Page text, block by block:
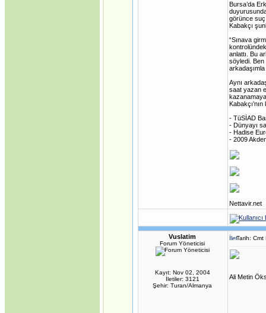
Bursa’da
görünce suç
Kabakçı
“Sınava
anlattı. Bu
söyledi. Ben
Aynı
saat yazan
- TüSİAD
- Dünyayı
- Hadise
- 2009
Nettavir.net
Vuslatim
Forum Yöneticisi
Kayıt: Nov 02, 2004
İletiler: 3121
Şehir: Turan/Almanya
Tarih:
Ali Metin